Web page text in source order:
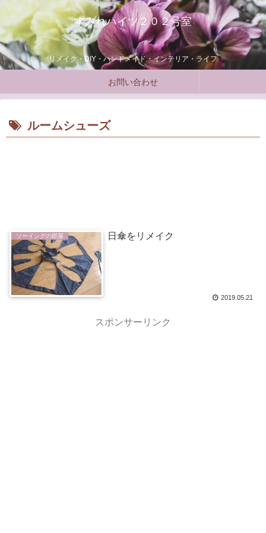
すみれハイツ２０２号室
リメイク・DIY・ハンドメイド・インテリア・ライフ
お問い合わせ
ルームシューズ
ソーイングの部屋 日傘をリメイク
2019.05.21
スポンサーリンク